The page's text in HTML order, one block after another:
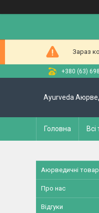
Зараз
+380 (63)
Ayurveda
Головна
Аюрведичні
Про нас
Відгуки